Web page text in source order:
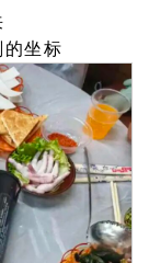
的坐标